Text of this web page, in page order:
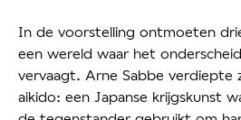
In de voorstelling ontmoeten
een wereld waar het
vervaagt. Arne Sabbe verdiepte
aikido: een Japanse krijgskunst